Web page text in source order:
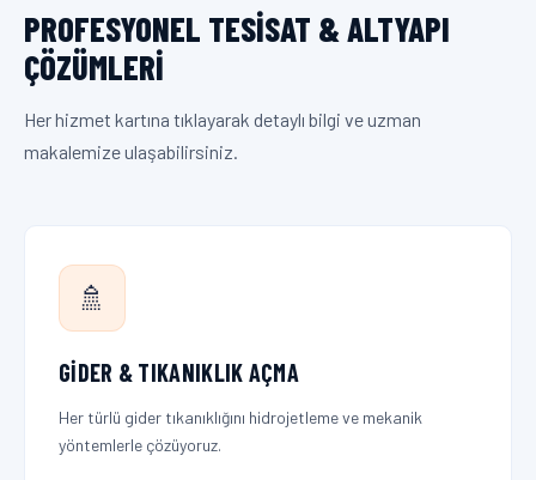
PROFESYONEL TESISAT & ALTYAPI
ÇÖZÜMLERI
Her hizmet kartına tıklayarak detaylı bilgi ve uzman
makalemize ulaşabilirsiniz.
🚿
GIDER & TIKANIKLIK AÇMA
Her türlü gider tıkanıklığını hidrojetleme ve mekanik
yöntemlerle çözüyoruz.